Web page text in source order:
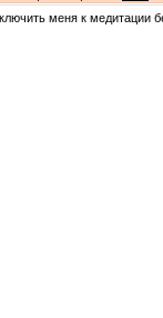
меня к медитации